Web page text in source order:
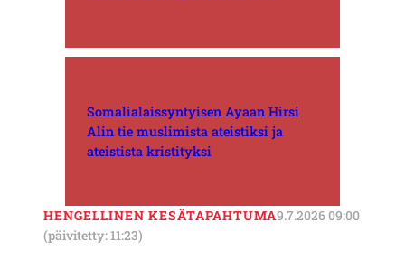
Somalialaissyntyisen Ayaan Hirsi
Alin tie muslimista ateistiksi ja
ateistista kristityksi
HENGELLINEN KESÄTAPAHTUMA9.7.2026 09:00
(päivitetty: 11:23)